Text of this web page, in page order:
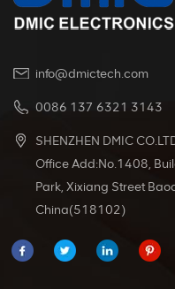
info@dmictech.com
0086 137 6321 3143
SHENZHEN DMIC
Office Add:No.1408,
Park, Xixiang Street
China(518102)